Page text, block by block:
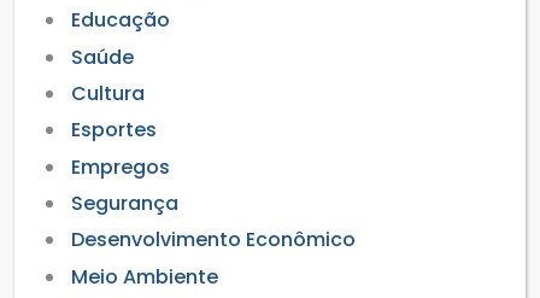
Educação
Saúde
Cultura
Esportes
Empregos
Segurança
Desenvolvimento Econômico
Meio Ambiente